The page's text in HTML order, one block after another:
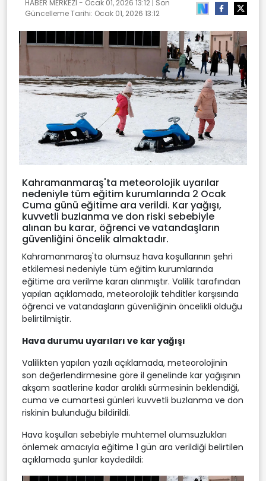
HABER MERKEZI - Ocak 01, 2026 13:12 | Son
Güncelleme Tarihi: Ocak 01, 2026 13:12
Kahramanmaraş'ta meteorolojik uyarılar
nedeniyle tüm eğitim kurumlarında 2 Ocak
Cuma günü eğitime ara verildi. Kar yağışı,
kuvvetli buzlanma ve don riski sebebiyle
alınan bu karar, öğrenci ve vatandaşların
güvenliğini öncelik almaktadır.
Kahramanmaraş'ta olumsuz hava koşullarının şehri
etkilemesi nedeniyle tüm eğitim kurumlarında
eğitime ara verilme kararı alınmıştır. Valilik tarafından
yapılan açıklamada, meteorolojik tehditler karşısında
öğrenci ve vatandaşların güvenliğinin öncelikli olduğu
belirtilmiştir.
Hava durumu uyarıları ve kar yağışı
Valilikten yapılan yazılı açıklamada, meteorolojinin
son değerlendirmesine göre il genelinde kar yağışının
akşam saatlerine kadar aralıklı sürmesinin beklendiği,
cuma ve cumartesi günleri kuvvetli buzlanma ve don
riskinin bulunduğu bildirildi.
Hava koşulları sebebiyle muhtemel olumsuzlukları
önlemek amacıyla eğitime 1 gün ara verildiği belirtilen
açıklamada şunlar kaydedildi: